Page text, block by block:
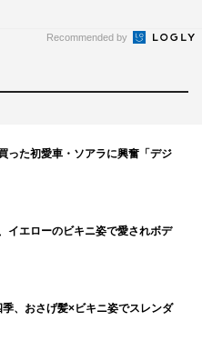
Recommended by
った初愛車・ソアラに興奮「デジ
イエローのビキニ姿で愛されボデ
、おさげ髪×ビキニ姿でスレンダ